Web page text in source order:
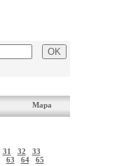
Mapa
31 32
33
63 64
65